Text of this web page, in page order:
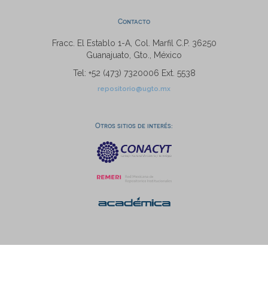
Contacto
Fracc. El Establo 1-A, Col. Marfil C.P. 36250
Guanajuato, Gto., México
Tel: +52 (473) 7320006 Ext. 5538
repositorio@ugto.mx
Otros sitios de interés: